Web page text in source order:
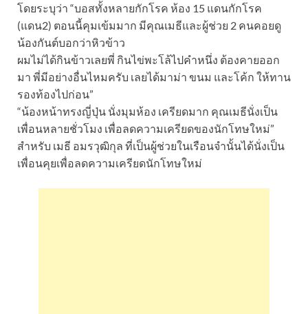
โดยระบุว่า “บอสทั้งหลายกักโรค ห้อง 15 แดนกักโรค
(แดน2) ตอนนี้คุมเข้มมาก มีคุณเมธีและผู้ช่วย 2 คนคอยดู
น้องกันต์บอกว่าหิวข้าว
ผมไม่ได้กินข้าวเลยพี่ กินไข่พะโล้ไปคำหนึ่ง ต้องคายออก
มา พี่มีอย่างอื่นไหมครับ เลยได้มาม่า ขนม และโค้ก ให้ทาน
รองท้องไปก่อน”
“น้องหน้าทรงญี่ปุ่น นั่งมุมห้อง เครียดมาก คุณเมธีนั่งเป็น
เพื่อนหลายชั่วโมง เพื่อลดความเครียดของนักโทษใหม่”
สำหรับ เมธี อมรวุฒิกุล ที่เป็นผู้ช่วยในเรือนจำนั้นได้นั่งเป็น
เพื่อนคุยเพื่อลดความเครียดนักโทษใหม่